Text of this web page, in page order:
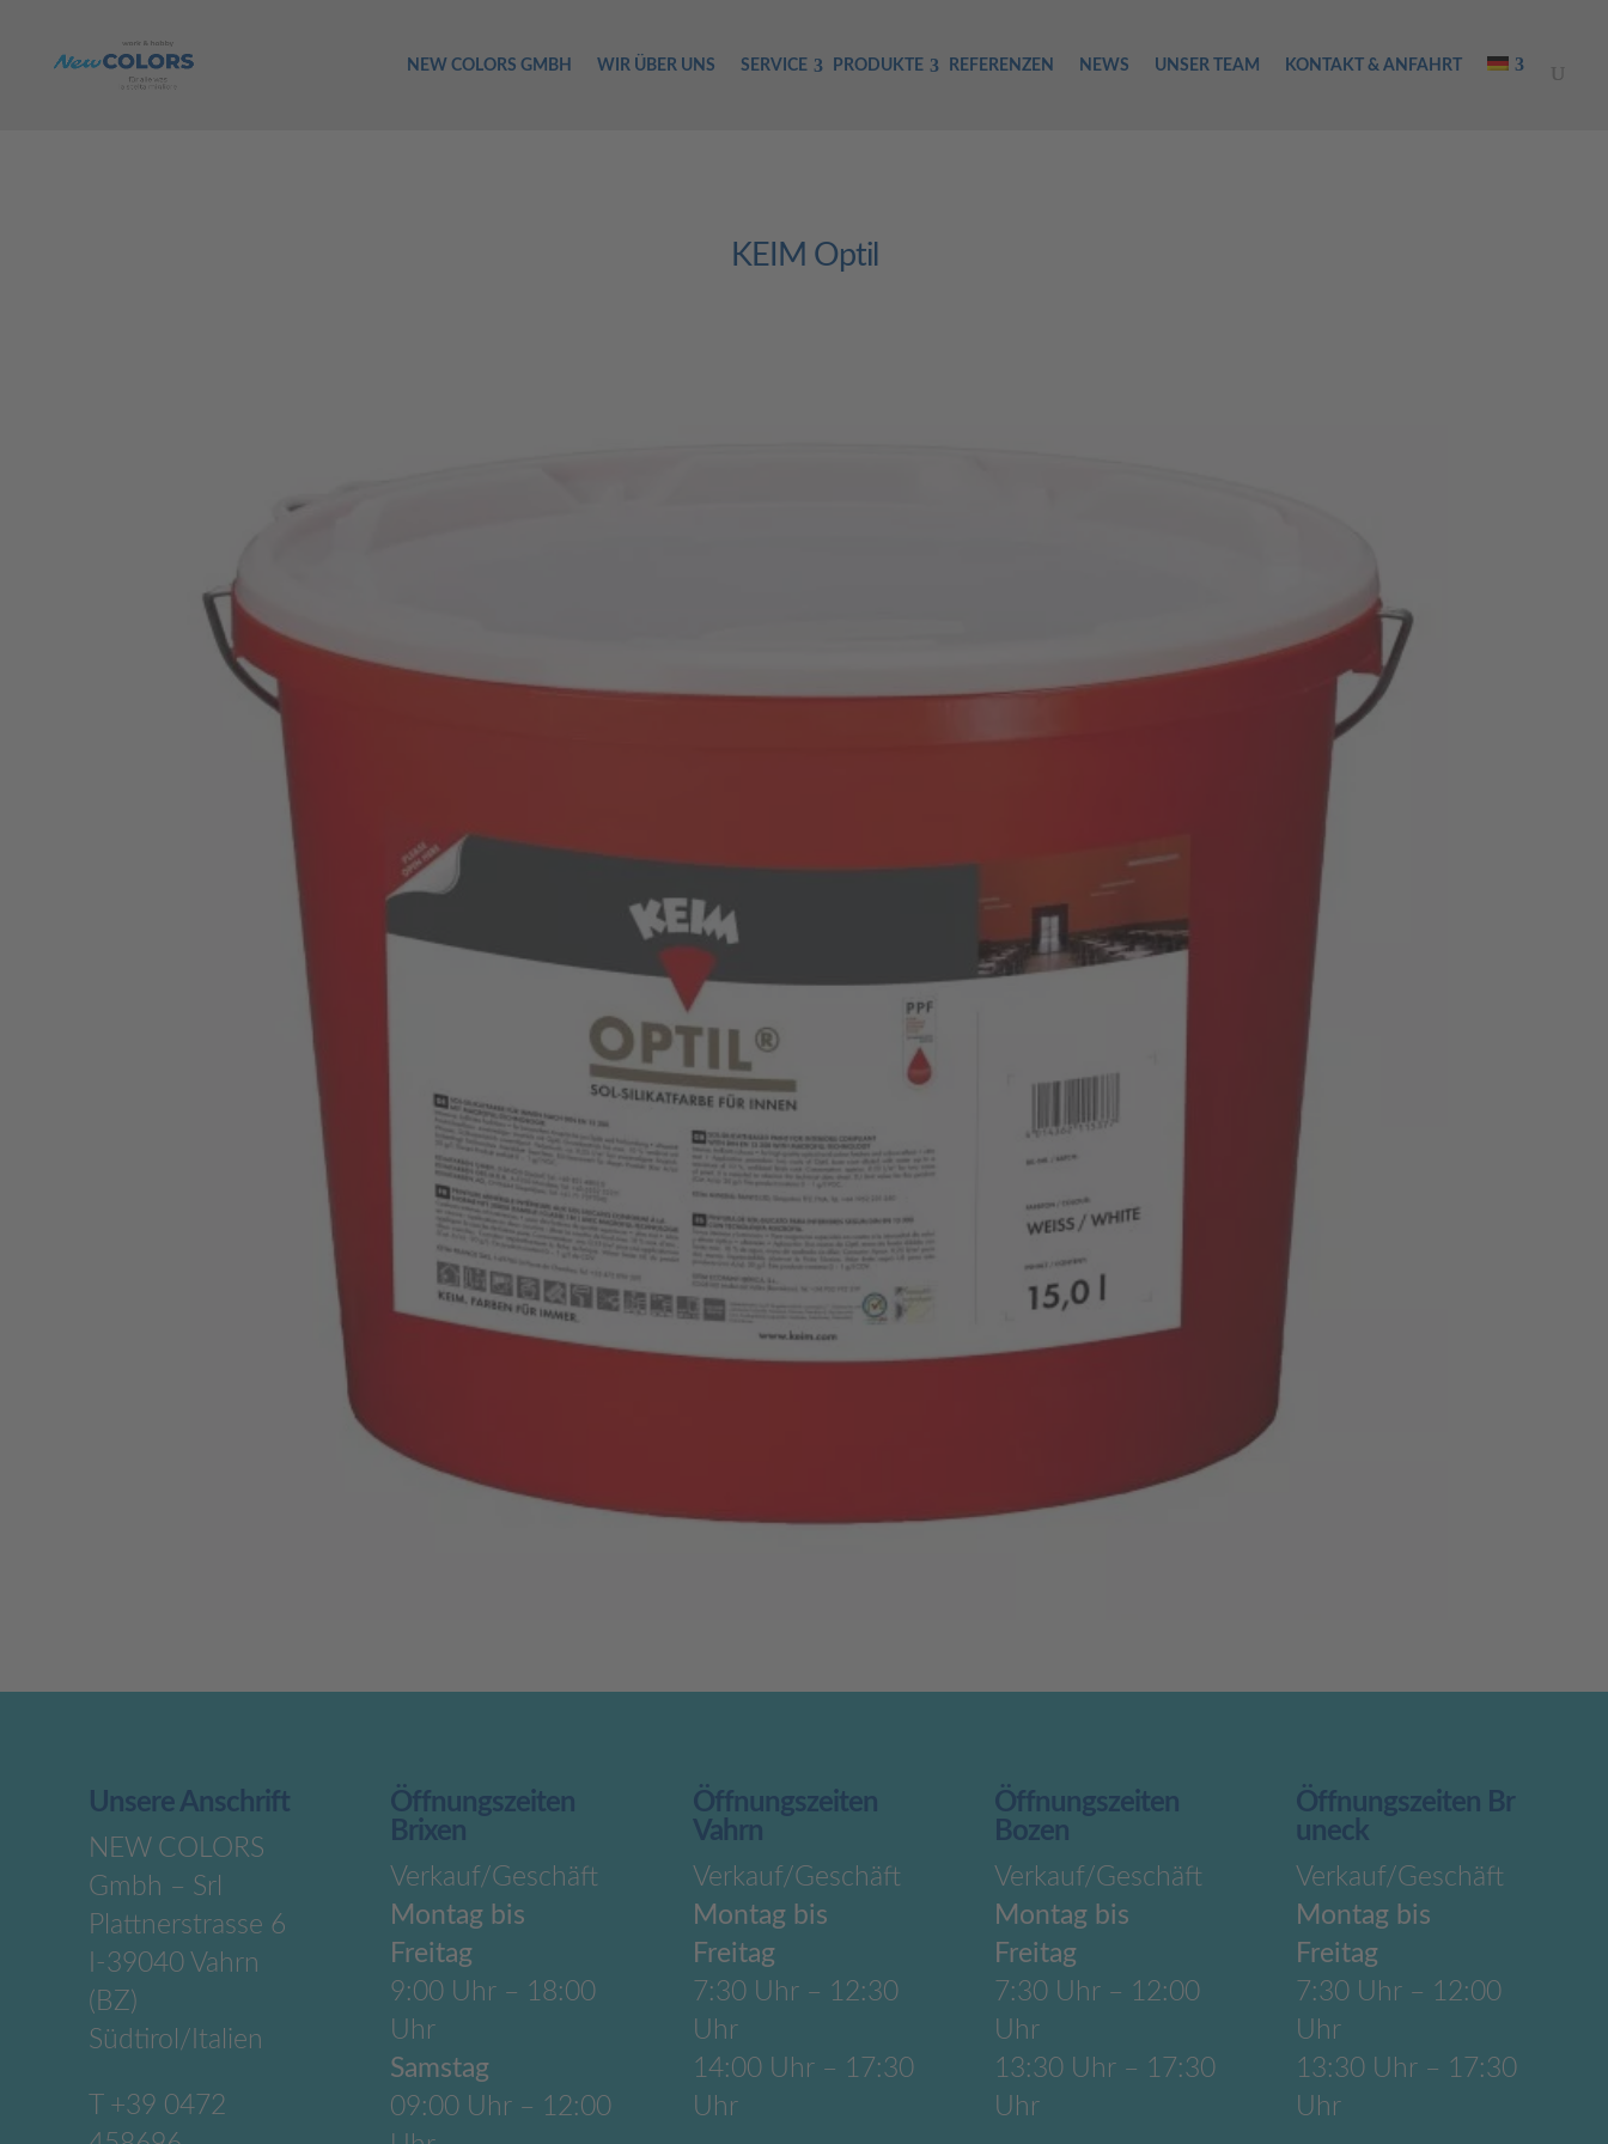
NEW COLORS GMBH WIR ÜBER UNS SERVICE PRODUKTE REFERENZEN NEWS UNSER TEAM KONTAKT & ANFAHRT
KEIM Optil
Unsere Anschrift
NEW COLORS
Gmbh – Srl
Plattnerstrasse 6
I-39040 Vahrn
(BZ)
Südtirol/Italien
+39 0472
Öffnungszeiten
Brixen
Verkauf/Geschäft
Montag bis
Freitag
9:00 Uhr – 18:00
Uhr
Samstag
09:00 Uhr – 12:00
Öffnungszeiten
Vahrn
Verkauf/Geschäft
Montag bis
Freitag
7:30 Uhr – 12:30
Uhr
14:00 Uhr – 17:30
Uhr
Öffnungszeiten
Bozen
Verkauf/Geschäft
Montag bis
Freitag
7:30 Uhr – 12:00
Uhr
13:30 Uhr – 17:30
Uhr
Öffnungszeiten Br
uneck
Verkauf/Geschäft
Montag bis
Freitag
7:30 Uhr – 12:00
Uhr
13:30 Uhr – 17:30
Uhr